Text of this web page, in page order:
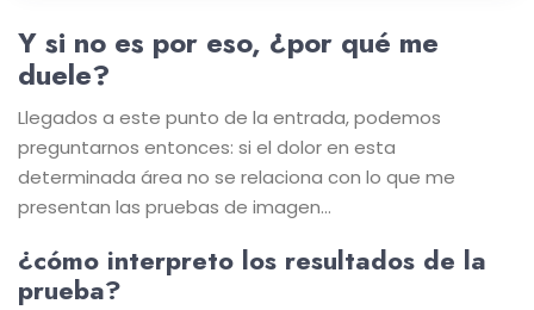
Y si no es por eso, ¿por qué me
duele?
Llegados a este punto de la entrada, podemos
preguntarnos entonces: si el dolor en esta
determinada área no se relaciona con lo que me
presentan las pruebas de imagen…
¿cómo interpreto los resultados de la
prueba?